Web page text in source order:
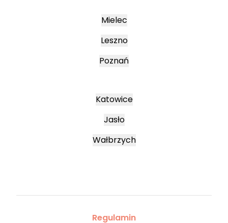
Mielec
Leszno
Poznań
Katowice
Jasło
Wałbrzych
Regulamin